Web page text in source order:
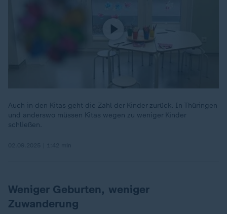
Auch in den Kitas geht die Zahl der Kinder zurück. In Thüringen
und anderswo müssen Kitas wegen zu weniger Kinder
schließen.
Weniger Geburten, weniger
Zuwanderung